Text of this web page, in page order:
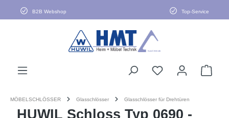
springenB2B Webshop Top-Service
MÖBELSCHLÖSSER Glasschlösser Glasschlösser für Drehtüren
HUWIL Schloss Typ 0690 -